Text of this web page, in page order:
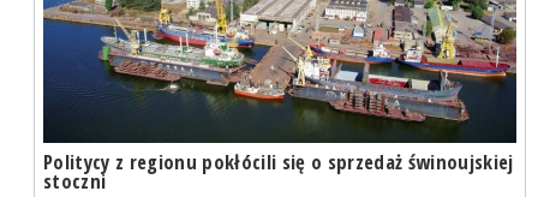
Politycy z regionu pokłócili się o sprzedaż świnoujskiej
stoczni